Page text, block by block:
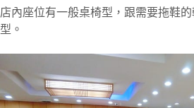
店內座位有一般桌椅型，跟需要拖鞋
型。